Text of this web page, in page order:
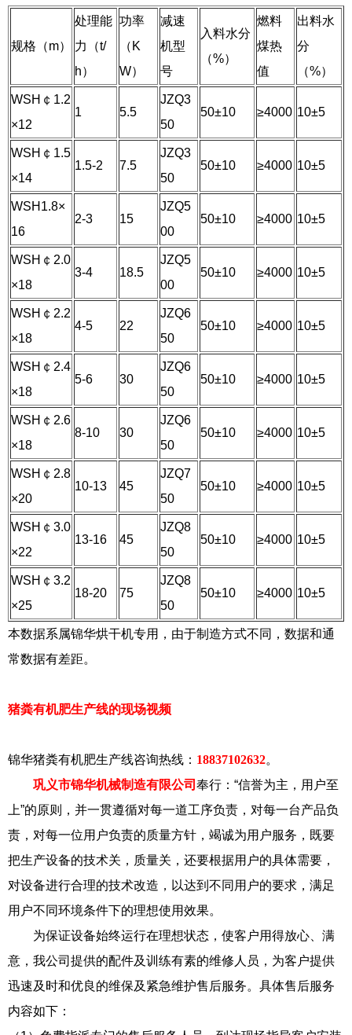
规格（m）
处理能
力（t/
h）
功率
（K
W）
减速
机型
号
入料水分
（%）
燃料
煤热
值
出料水
分
（%）
WSH￠1.2
×12
1 5.5
JZQ3
50
50±10 ≥4000 10±5
WSH￠1.5
×14
1.5-2 7.5
JZQ3
50
50±10 ≥4000 10±5
WSH1.8×
16
2-3 15
JZQ5
00
50±10 ≥4000 10±5
WSH￠2.0
×18
3-4 18.5
JZQ5
00
50±10 ≥4000 10±5
WSH￠2.2
×18
4-5 22
JZQ6
50
50±10 ≥4000 10±5
WSH￠2.4
×18
5-6 30
JZQ6
50
50±10 ≥4000 10±5
WSH￠2.6
×18
8-10 30
JZQ6
50
50±10 ≥4000 10±5
WSH￠2.8
×20
10-13 45
JZQ7
50
50±10 ≥4000 10±5
WSH￠3.0
×22
13-16 45
JZQ8
50
50±10 ≥4000 10±5
WSH￠3.2
×25
18-20 75
JZQ8
50
50±10 ≥4000 10±5
本数据系属锦华烘干机专用，由于制造方式不同，数据和通
常数据有差距。
猪粪有机肥生产线的现场视频
锦华猪粪有机肥生产线咨询热线： 18837102632。
巩义市锦华机械制造有限公司 奉行：“信誉为主，用户至
上”的原则，并一贯遵循对每一道工序负责，对每一台产品负
责，对每一位用户负责的质量方针，竭诚为用户服务，既要
把生产设备的技术关，质量关，还要根据用户的具体需要，
对设备进行合理的技术改造，以达到不同用户的要求，满足
用户不同环境条件下的理想使用效果。
为保证设备始终运行在理想状态，使客户用得放心、满
意，我公司提供的配件及训练有素的维修人员，为客户提供
迅速及时和优良的维保及紧急维护售后服务。具体售后服务
内容如下：